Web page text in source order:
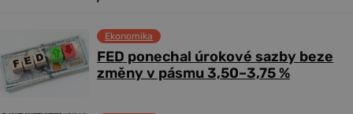
FED ponechal úrokové sazby beze
změny v pásmu 3,50–3,75 %
Ekonomika